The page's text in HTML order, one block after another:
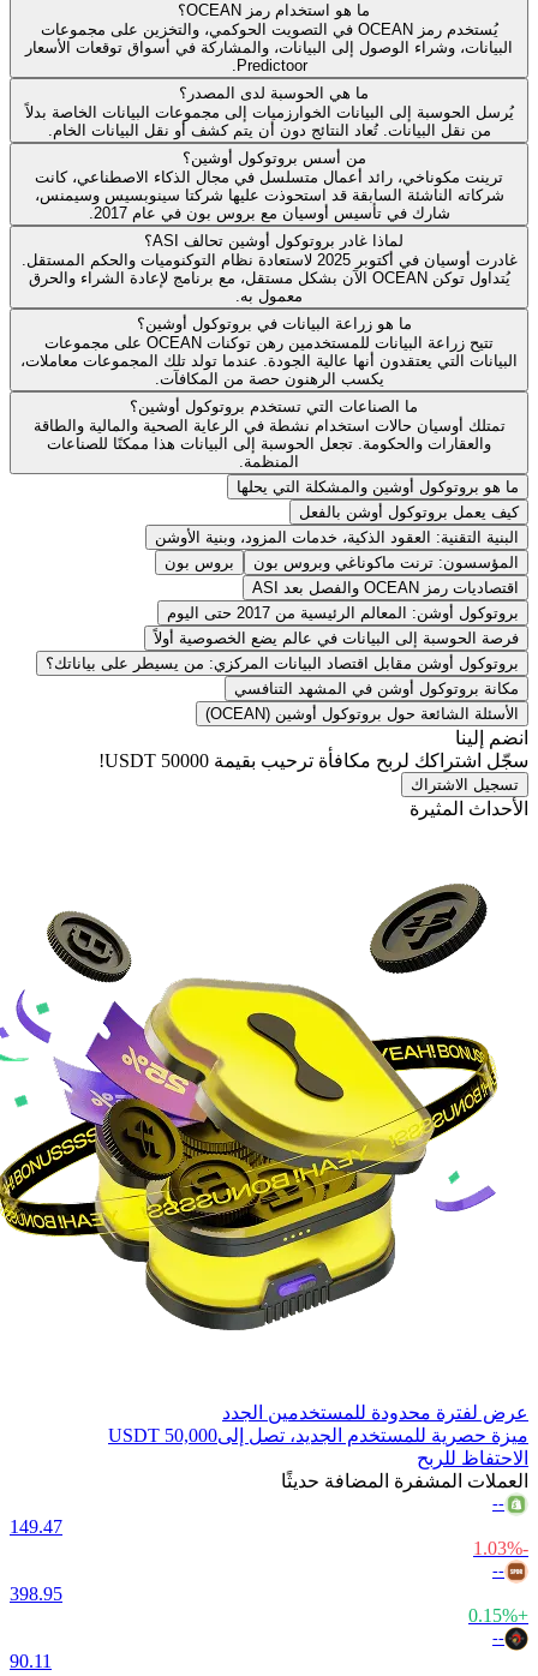
ما هو استخدام رمز OCEAN؟
يُستخدم رمز OCEAN في التصويت الحوكمي، والتخزين على مجموعات
البيانات، وشراء الوصول إلى البيانات، والمشاركة في أسواق توقعات الأسعار
Predictoor.
ما هي الحوسبة لدى المصدر؟
يُرسل الحوسبة إلى البيانات الخوارزميات إلى مجموعات البيانات الخاصة بدلاً
من نقل البيانات. تُعاد النتائج دون أن يتم كشف أو نقل البيانات الخام.
من أسس بروتوكول أوشين؟
ترينت مكوناخي، رائد أعمال متسلسل في مجال الذكاء الاصطناعي، كانت
شركاته الناشئة السابقة قد استحوذت عليها شركتا سينوبسيس وسيمنس،
شارك في تأسيس أوسيان مع بروس بون في عام 2017.
لماذا غادر بروتوكول أوشين تحالف ASI؟
غادرت أوسيان في أكتوبر 2025 لاستعادة نظام التوكنوميات والحكم المستقل.
يُتداول توكن OCEAN الآن بشكل مستقل، مع برنامج لإعادة الشراء والحرق
معمول به.
ما هو زراعة البيانات في بروتوكول أوشين؟
تتيح زراعة البيانات للمستخدمين رهن توكنات OCEAN على مجموعات
البيانات التي يعتقدون أنها عالية الجودة. عندما تولد تلك المجموعات معاملات،
يكسب الرهنون حصة من المكافآت.
ما الصناعات التي تستخدم بروتوكول أوشين؟
تمتلك أوسيان حالات استخدام نشطة في الرعاية الصحية والمالية والطاقة
والعقارات والحكومة. تجعل الحوسبة إلى البيانات هذا ممكنًا للصناعات
المنظمة.
ما هو بروتوكول أوشين والمشكلة التي يحلها
كيف يعمل بروتوكول أوشن بالفعل
البنية التقنية: العقود الذكية، خدمات المزود، وبنية الأوشن
المؤسسون: ترنت ماكوناغي وبروس بون
بروس بون
اقتصاديات رمز OCEAN والفصل بعد ASI
بروتوكول أوشن: المعالم الرئيسية من 2017 حتى اليوم
فرصة الحوسبة إلى البيانات في عالم يضع الخصوصية أولاً
بروتوكول أوشن مقابل اقتصاد البيانات المركزي: من يسيطر على بياناتك؟
مكانة بروتوكول أوشن في المشهد التنافسي
الأسئلة الشائعة حول بروتوكول أوشين (OCEAN)
انضم إلينا
سجّل اشتراكك لربح مكافأة ترحيب بقيمة 50000 USDT
!
تسجيل الاشتراك
الأحداث المثيرة
عرض لفترة محدودة للمستخدمين الجدد
ميزة حصرية للمستخدم الجديد، تصل إلى50,000 USDT
الاحتفاظ للربح
العملات المشفرة المضافة حديثًا
--
149.47
-1.03%
--
398.95
+0.15%
--
90.11